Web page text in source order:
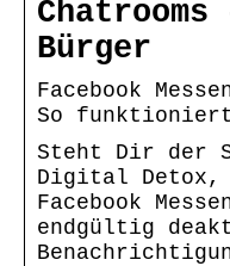
Bürger
Facebook
So
Steht Dir der
Digital Detox,
Facebook
endgültig